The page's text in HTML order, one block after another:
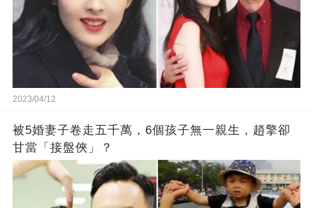
2023/04/12
被5婚妻子卷走五千萬，6個孩子無一親生，趙擎卻
甘當「接盤俠」？